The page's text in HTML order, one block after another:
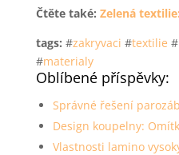
Čtěte také: Zelená
tags: #zakryvaci #textilie #
#materialy
Oblíbené příspěvky:
Správné řešení
Design koupelny:
Vlastnosti lamino